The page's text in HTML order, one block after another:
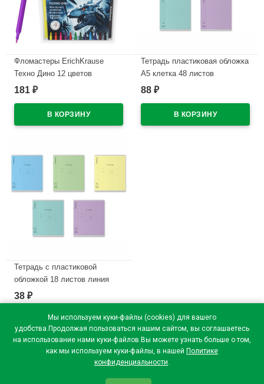
Мы используем куки-файлы (cookies) для вашего
удобства.Продолжая пользоваться нашим сайтом, вы соглашаетесь
на использование нами куки-файлов.Вы можете узнать больше о том,
как мы используем куки-файлы, в нашей Политике
конфиденциальности.
Фломастеры ErichKrause
Техно Дино 12 цветов
арт.65030
181 ₽
Тетрадь пластиковая обложка
А5 клетка 48 листов
ErichKrause CoverPrо
арт.64630
88 ₽
Тетрадь с пластиковой
обложкой 18 листов линия
ErichKrause Классика
CoverPrо ассорти текстура
зеркало арт.64625
В наличии
38 ₽